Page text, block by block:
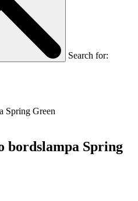
Search for:
Spring Green
bordslampa Spring